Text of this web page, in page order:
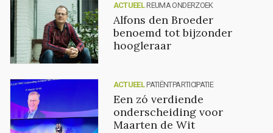
ACTUEEL REUMA ONDERZOEK
Alfons den Broeder
benoemd tot bijzonder
hoogleraar
ACTUEEL PATIËNTPARTICIPATIE
Een zó verdiende
onderscheiding voor
Maarten de Wit